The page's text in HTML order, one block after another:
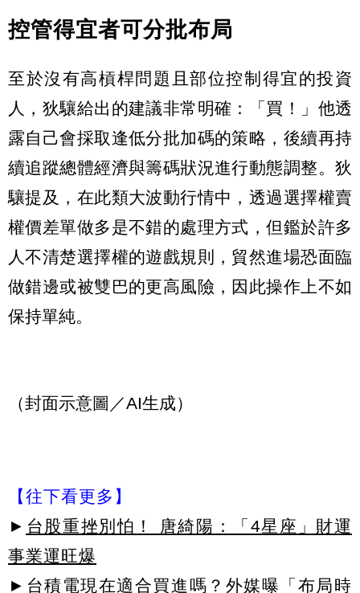
控管得宜者可分批布局
至於沒有高槓桿問題且部位控制得宜的投資
人，狄驤給出的建議非常明確：「買！」他透
露自己會採取逢低分批加碼的策略，後續再持
續追蹤總體經濟與籌碼狀況進行動態調整。狄
驤提及，在此類大波動行情中，透過選擇權賣
權價差單做多是不錯的處理方式，但鑑於許多
人不清楚選擇權的遊戲規則，貿然進場恐面臨
做錯邊或被雙巴的更高風險，因此操作上不如
保持單純。
（封面示意圖／AI生成）
【往下看更多】
► 台股重挫別怕！ 唐綺陽：「4星座」財運
事業運旺爆
► 台積電現在適合買進嗎？外媒曝「布局時